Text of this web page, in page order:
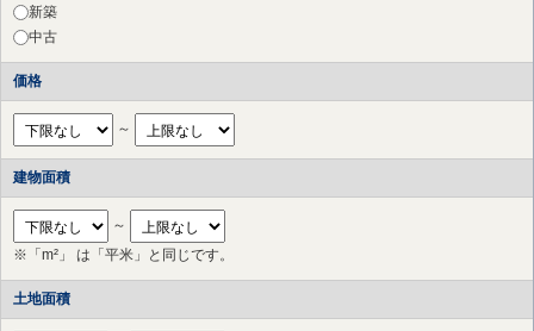
杉並区
豊島区
練馬区（1件）
三鷹市
府中市（11件）
調布市（17件）
町田市（10件）
小金井市
国立市（2件）
狛江市（3件）
多摩市 （17件）
川崎市 高津区
新築
中古
価格
～
建物面積
～
※「m²」 は「平米」と同じです。
土地面積